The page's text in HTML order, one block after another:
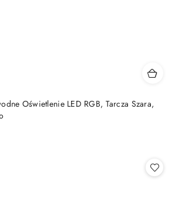
Oświetlenie LED RGB, Tarcza Szara,